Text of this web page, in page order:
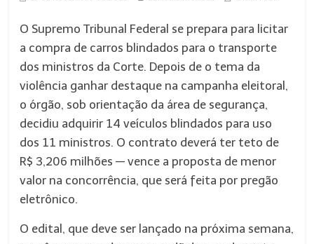
O Supremo Tribunal Federal se prepara para licitar
a compra de carros blindados para o transporte
dos ministros da Corte. Depois de o tema da
violência ganhar destaque na campanha eleitoral,
o órgão, sob orientação da área de segurança,
decidiu adquirir 14 veículos blindados para uso
dos 11 ministros. O contrato deverá ter teto de
R$ 3,206 milhões — vence a proposta de menor
valor na concorrência, que será feita por pregão
eletrônico.
O edital, que deve ser lançado na próxima semana,